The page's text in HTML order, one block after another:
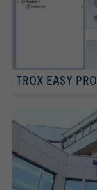
TROX EASY